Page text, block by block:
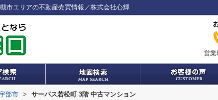
市エリアの不動産売買情報／株式会社心輝
営業
部市 > サーパス若松町 3階 中古マンション